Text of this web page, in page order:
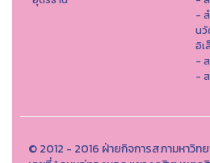
-
นวั
อิเ
-
-
© 2012 - 2016 ฝ่ายกิจการสภามหาวิ